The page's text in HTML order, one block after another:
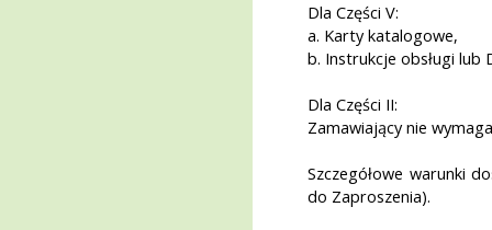
Dla Części V:
a. Karty katalogowe,
b. Instrukcje obsługi lub
Dla Części II:
Zamawiający nie
Szczegółowe warunki
do Zaproszenia).